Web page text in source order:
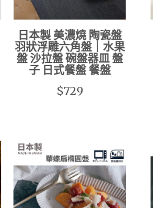
日本製 美濃燒 陶瓷盤
羽狀浮雕六角盤｜水果
盤 沙拉盤 碗盤器皿 盤
子 日式餐盤 餐盤
$729